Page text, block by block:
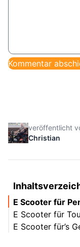
veröffentlicht
Christian
E Scooter für
E Scooter für
E Scooter für’s